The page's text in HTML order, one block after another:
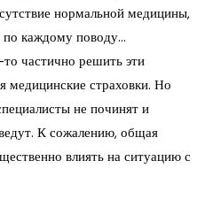
нормальной медицины,
по каждому поводу…
частично решить эти
страховки. Но
не починят и
К сожалению, общая
влиять на ситуацию с